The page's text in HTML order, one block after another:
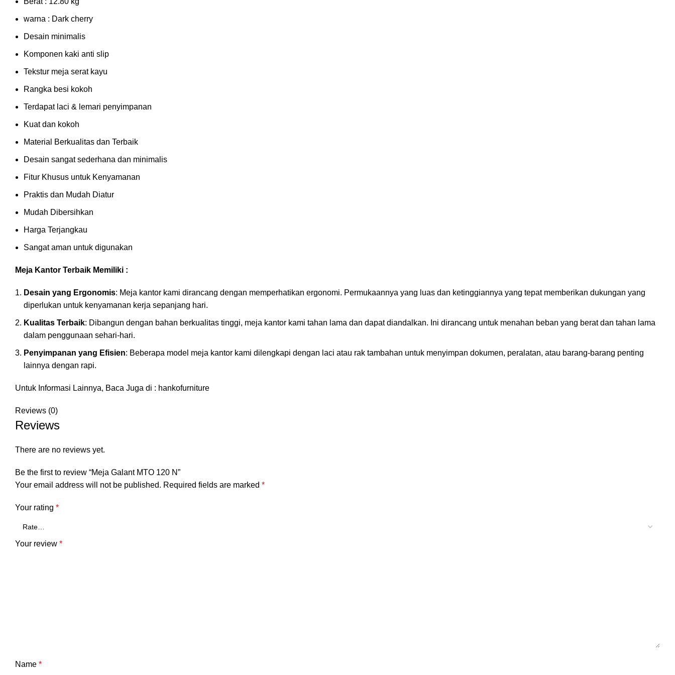
warna : Dark cherry
Desain minimalis
Komponen kaki anti slip
Tekstur meja serat kayu
Rangka besi kokoh
Terdapat laci & lemari penyimpanan
Kuat dan kokoh
Material Berkualitas dan Terbaik
Desain sangat sederhana dan minimalis
Fitur Khusus untuk Kenyamanan
Praktis dan Mudah Diatur
Mudah Dibersihkan
Harga Terjangkau
Sangat aman untuk digunakan
Meja Kantor Terbaik Memiliki :
Desain yang Ergonomis: Meja kantor kami dirancang dengan memperhatikan ergonomi. Permukaannya yang luas dan ketinggiannya yang tepat memberikan dukungan yang
diperlukan untuk kenyamanan kerja sepanjang hari.
Kualitas Terbaik: Dibangun dengan bahan berkualitas tinggi, meja kantor kami tahan lama dan dapat diandalkan. Ini dirancang untuk menahan beban yang berat dan tahan lama
dalam penggunaan sehari-hari.
Penyimpanan yang Efisien: Beberapa model meja kantor kami dilengkapi dengan laci atau rak tambahan untuk menyimpan dokumen, peralatan, atau barang-barang penting
lainnya dengan rapi.
Untuk Informasi Lainnya, Baca Juga di : hankofurniture
Reviews (0)
Reviews
There are no reviews yet.
Be the first to review “Meja Galant MTO 120 N”
Your email address will not be published. Required fields are marked *
Your rating *
Your review *
Name *